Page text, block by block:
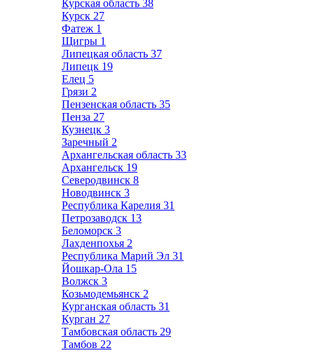
Курская область 38
Курск 27
Фатеж 1
Щигры 1
Липецкая область 37
Липецк 19
Елец 5
Грязи 2
Пензенская область 35
Пенза 27
Кузнецк 3
Заречный 2
Архангельская область 33
Архангельск 19
Северодвинск 8
Новодвинск 3
Республика Карелия 31
Петрозаводск 13
Беломорск 3
Лахденпохья 2
Республика Марий Эл 31
Йошкар-Ола 15
Волжск 3
Козьмодемьянск 2
Курганская область 31
Курган 27
Тамбовская область 29
Тамбов 22